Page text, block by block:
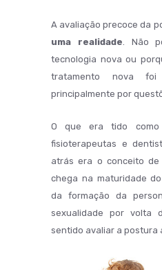
A avaliação precoce da
uma realidade. Não
tecnologia nova ou
tratamento nova foi
principalmente por
O que era tido como
fisioterapeutas e
atrás era o conceito
chega na maturidade
da formação da
sexualidade por volta
sentido avaliar a postura